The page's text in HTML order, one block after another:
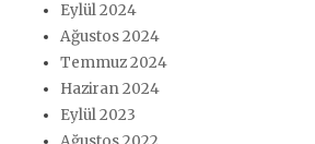
Eylül 2024
Ağustos 2024
Temmuz 2024
Haziran 2024
Eylül 2023